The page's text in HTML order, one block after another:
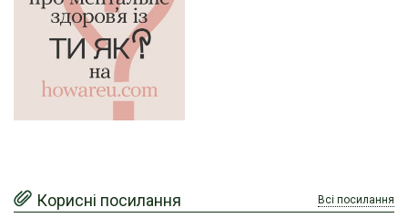
Корисні посилання Всі посилання